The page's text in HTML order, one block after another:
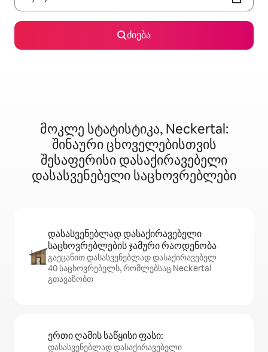
ძიება
მოკლე სტატისტიკა, Neckertal:
შინაური ცხოველებისთვის
შესაფერისი დასაქირავებელი
დასასვენებელი საცხოვრებლები
დასასვენებლად დასაქირავებელი
საცხოვრებლების ჯამური რაოდენობა
გაეცანით დასასვენებლად დასაქირავებელ
40 საცხოვრებელს, რომლებსაც Neckertal
გთავაზობთ
ერთი ღამის საწყისი ფასი:
დასასვენებლად დასაქირავებელი